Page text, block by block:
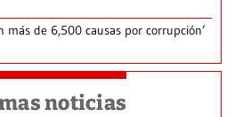
más de 6,500 causas por corrupción’
noticias